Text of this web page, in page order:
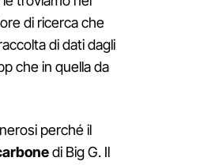
di ricerca che
di dati dagli
che in quella da
perché il
di Big G. Il